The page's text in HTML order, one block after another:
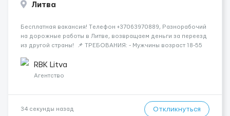
Литва
Бесплатная вакансия! Tелефон +37063970889, Разнорабочий
на дорожные работы в Литве, возвращаем деньги за переезд
из другой страны! 📌 ТРЕБОВАНИЯ: - Мужчины возраст 18-55
💳 ОПЛАТА ТРУДА: - ставка 9 евро/час днем...
RBK Litva
Агентство
34 секунды назад Откликнуться